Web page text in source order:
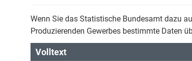
Wenn Sie das Statistische Bundesamt dazu
Produzierenden Gewerbes bestimmte Daten
Volltext